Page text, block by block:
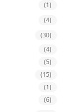
(1)
(4)
(30)
(4)
(5)
(15)
(1)
(6)